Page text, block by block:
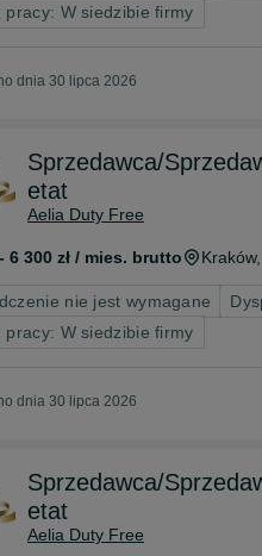
pracy: W siedzibie firmy
dnia 30 lipca 2026
Sprzedawca/
etat
Aelia Duty Free
6 300 zł / mies. brutto Kraków
nie jest wymagane
pracy: W siedzibie firmy
dnia 30 lipca 2026
Sprzedawca/
etat
Aelia Duty Free